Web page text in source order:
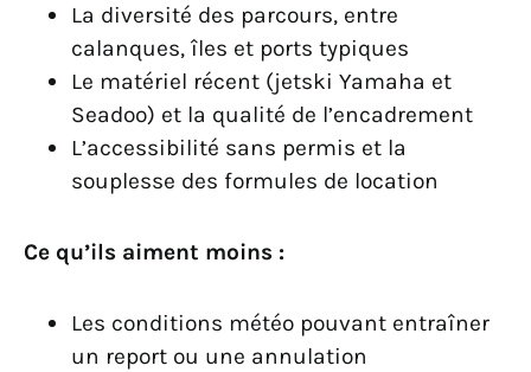
La diversité des parcours, entre
calanques, îles et ports typiques
Le matériel récent (jetski Yamaha et
Seadoo) et la qualité de l’encadrement
L’accessibilité sans permis et la
souplesse des formules de location
Ce qu’ils aiment moins :
Les conditions météo pouvant entraîner
un report ou une annulation